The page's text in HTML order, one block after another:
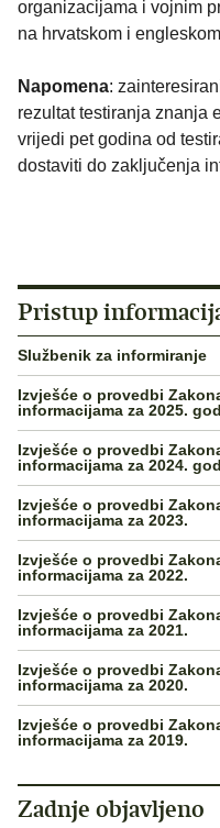
organizacijama i vojnim
na hrvatskom i
Napomena:
rezultat testiranja znanja
vrijedi pet godina od
dostaviti do zaključenja
Pristup
Službenik za informiranje
Izvješće o provedbi
informacijama za 2025.
Izvješće o provedbi
informacijama za 2024.
Izvješće o provedbi
informacijama za 2023.
Izvješće o provedbi
informacijama za 2022.
Izvješće o provedbi
informacijama za 2021.
Izvješće o provedbi
informacijama za 2020.
Izvješće o provedbi
informacijama za 2019.
Zadnje objavljeno